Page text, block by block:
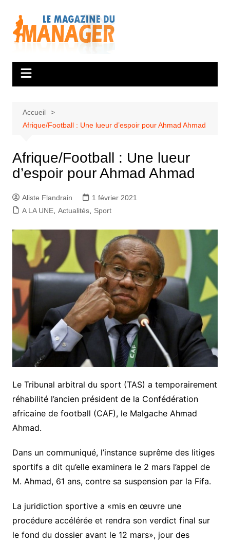
contenu
Accueil
Afrique/Football : Une lueur d’espoir pour Ahmad Ahmad
Afrique/Football : Une lueur
d’espoir pour Ahmad Ahmad
Aliste Flandrain
1 février 2021
A LA UNE, Actualités, Sport
Le Tribunal arbitral du sport (TAS) a temporairement
réhabilité l’ancien président de la Confédération
africaine de football (CAF), le Malgache Ahmad
Ahmad.
Dans un communiqué, l’instance suprême des litiges
sportifs a dit qu’elle examinera le 2 mars l’appel de
M. Ahmad, 61 ans, contre sa suspension par la Fifa.
La juridiction sportive a «mis en œuvre une
procédure accélérée et rendra son verdict final sur
le fond du dossier avant le 12 mars», jour des